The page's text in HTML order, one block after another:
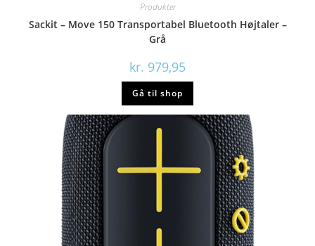
Produkter
Sackit – Move 150 Transportabel Bluetooth Højtaler –
Grå
kr. 979,95
Gå til shop